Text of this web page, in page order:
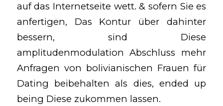
auf das Internetseite wett. & sofern Sie es
anfertigen, Das Kontur über dahinter
bessern, sind Diese
amplitudenmodulation Abschluss mehr
Anfragen von bolivianischen Frauen für
Dating beibehalten als dies, ended up
being Diese zukommen lassen.